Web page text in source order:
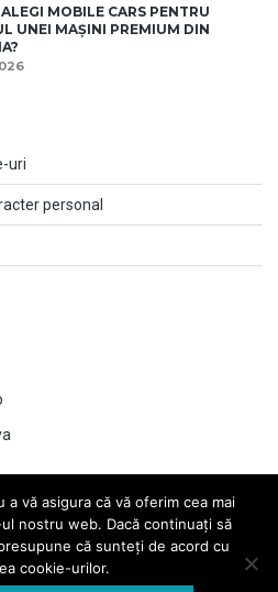
ALEGI MOBILE CARS PENTRU
UNEI MAȘINI PREMIUM DIN
uri
personal
vă asigura că vă oferim cea mai
nostru web. Dacă continuați să
că sunteți de acord cu
cookie-urilor.